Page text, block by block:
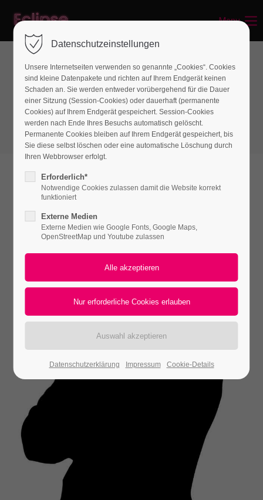
Login
Benutzername
Passwort
Register | Lost your password?
Support
Mon - Fri 8:00am - 5:00pm(GMT +1)
Get in touch
Cybersteel Inc.
376-293 City Road, Suite 600
Have any questions?
+44 1234 567 890
Menu
Boxes
Teaserbox
Datenschutzeinstellungen
Unsere Internetseiten verwenden so genannte „Cookies“. Cookies
sind kleine Datenpakete und richten auf Ihrem Endgerät keinen
Schaden an. Sie werden entweder vorübergehend für die Dauer
einer Sitzung (Session-Cookies) oder dauerhaft (permanente
Cookies) auf Ihrem Endgerät gespeichert. Session-Cookies
werden nach Ende Ihres Besuchs automatisch gelöscht.
Permanente Cookies bleiben auf Ihrem Endgerät gespeichert, bis
Sie diese selbst löschen oder eine automatische Löschung durch
Ihren Webbrowser erfolgt.
Erforderlich*
Notwendige Cookies zulassen damit die Website korrekt
funktioniert
Externe Medien
Externe Medien wie Google Fonts, Google Maps,
OpenStreetMap und Youtube zulassen
Datenschutzerklärung Impressum Cookie-Details